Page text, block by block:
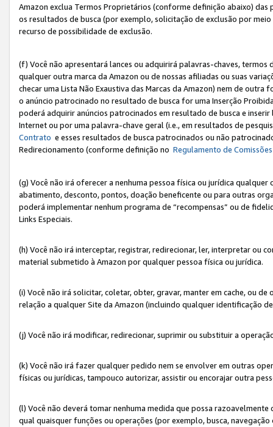
Amazon exclua Termos Proprietários (conforme definição abaixo)
os resultados de busca (por exemplo, solicitação de exclusão por
recurso de possibilidade de exclusão.
(f) Você não apresentará lances ou adquirirá palavras-chaves,
qualquer outra marca da Amazon ou de nossas afiliadas ou suas
checar uma Lista Não Exaustiva das Marcas da Amazon) nem de
o anúncio patrocinado no resultado de busca for uma Inserção
poderá adquirir anúncios patrocinados em resultado de busca e
Internet ou por uma palavra-chave geral (i.e., em resultados de
Contrato e esses resultados de busca patrocinados ou não
Redirecionamento (conforme definição no Regulamento de Comissões
(g) Você não irá oferecer a nenhuma pessoa física ou jurídica
abatimento, desconto, pontos, doação beneficente ou para outras
poderá implementar nenhum programa de “recompensas” ou de
Links Especiais.
(h) Você não irá interceptar, registrar, redirecionar, ler, interpretar
material submetido à Amazon por qualquer pessoa física ou jurídica.
(i) Você não irá solicitar, coletar, obter, gravar, manter em cache, ou
relação a qualquer Site da Amazon (incluindo qualquer identificação
(j) Você não irá modificar, redirecionar, suprimir ou substituir a
(k) Você não irá fazer qualquer pedido nem se envolver em outras
físicas ou jurídicas, tampouco autorizar, assistir ou encorajar outra
(l) Você não deverá tomar nenhuma medida que possa
qual quaisquer funções ou operações (por exemplo, busca,